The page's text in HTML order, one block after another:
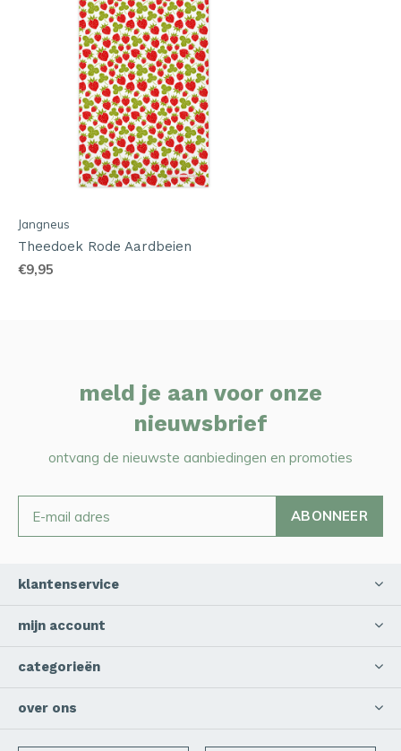
Jangneus
Theedoek Rode Aardbeien
€9,95
meld je aan voor onze
nieuwsbrief
ontvang de nieuwste aanbiedingen en promoties
ABONNEER
klantenservice
mijn account
categorieën
over ons